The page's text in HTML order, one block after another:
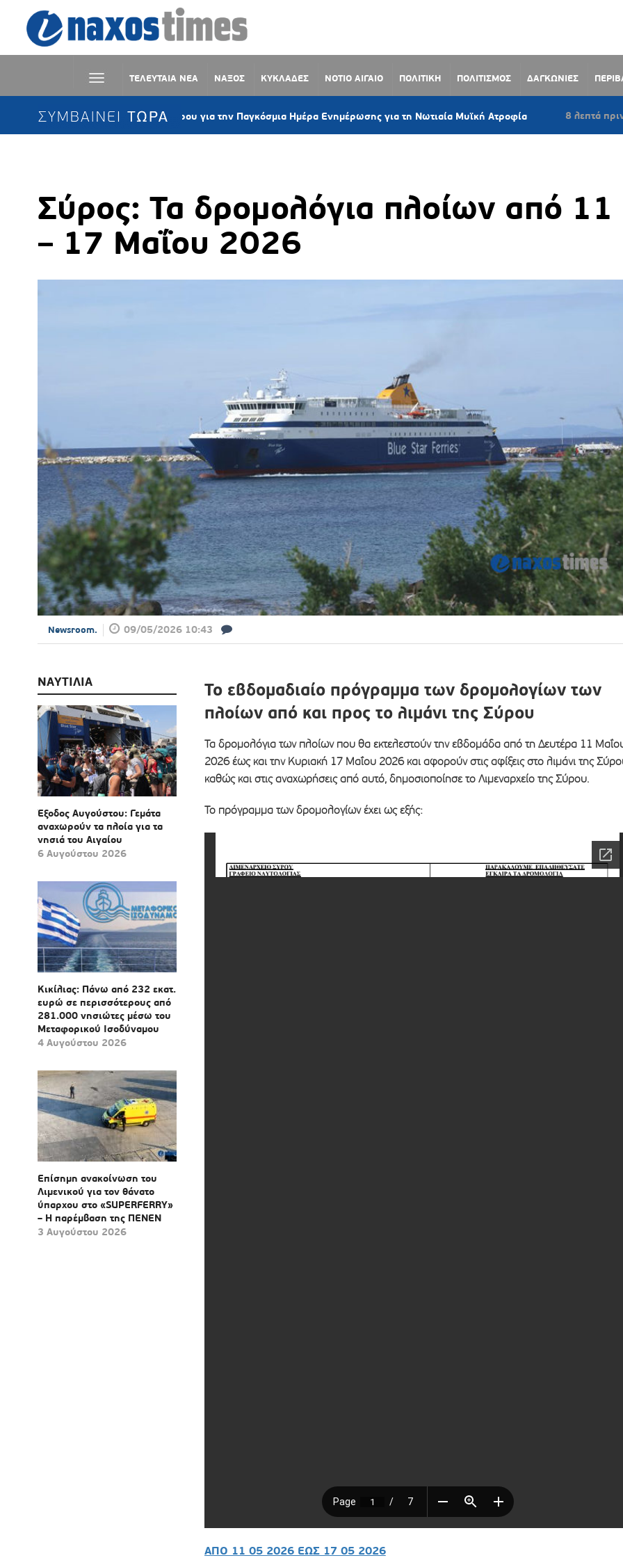
ΤΕΛΕΥΤΑΙΑ ΝΕΑ ΝΑΞΟΣ ΚΥΚΛΑΔΕΣ ΝΟΤΙΟ ΑΙΓΑΙΟ ΠΟΛΙΤΙΚΗ ΠΟΛΙΤΙΣΜΟΣ ΔΑΓΚΩΝΙΕΣ
ΣΥΜΒΑΙΝΕΙ ΤΩΡΑ
Στα «μοβ» το Δημαρχείο Σύρου για την Παγκόσμια Ημέρα Ενημέρωσης για τη Νωτιαία Μυϊκή Ατροφία 8 λεπτά πριν
Σύρος: Τα δρομολόγια πλοίων από 11
– 17 Μαΐου 2026
Newsroom. 09/05/2026 10:43
ΝΑΥΤΙΛΙΑ
Έξοδος Αυγούστου: Γεμάτα
αναχωρούν τα πλοία για τα
νησιά του Αιγαίου
6 Αυγούστου 2026
Κικίλιας: Πάνω από 232 εκατ.
ευρώ σε περισσότερους από
281.000 νησιώτες μέσω του
Μεταφορικού Ισοδύναμου
4 Αυγούστου 2026
Επίσημη ανακοίνωση του
Λιμενικού για τον θάνατο
ύπαρχου στο «SUPERFERRY»
– Η παρέμβαση της ΠΕΝΕΝ
3 Αυγούστου 2026
Το εβδομαδιαίο πρόγραμμα των δρομολογίων των
πλοίων από και προς το λιμάνι της Σύρου
Τα δρομολόγια των πλοίων που θα εκτελεστούν την εβδομάδα από τη Δευτέρα 11
2026 έως και την Κυριακή 17 Μαΐου 2026 και αφορούν στις αφίξεις στο λιμάνι της
καθώς και στις αναχωρήσεις από αυτό, δημοσιοποίησε το Λιμεναρχείο της Σύρου.
Το πρόγραμμα των δρομολογίων έχει ως εξής:
ΑΠΟ 11 05 2026 ΕΩΣ 17 05 2026